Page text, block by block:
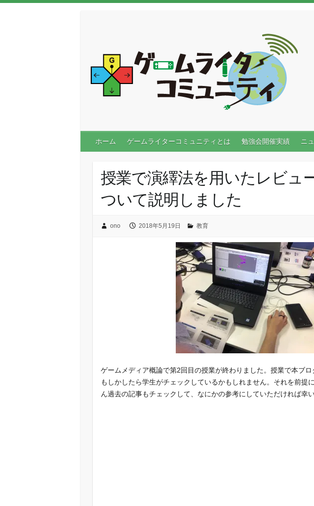
ホーム ゲームライターコミュニティとは 勉強会開催実績 ニ
授業で演繹法を用いたレビュ
ついて説明しました
ono 2018年5月19日 教育
ゲームメディア概論で第2回目の授業が終わりました。授業で本ブロ
もしかしたら学生がチェックしているかもしれません。それを前提
ん過去の記事もチェックして、なにかの参考にしていただければ幸い